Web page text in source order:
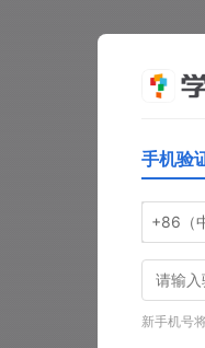
手机验
+86（
新手机号